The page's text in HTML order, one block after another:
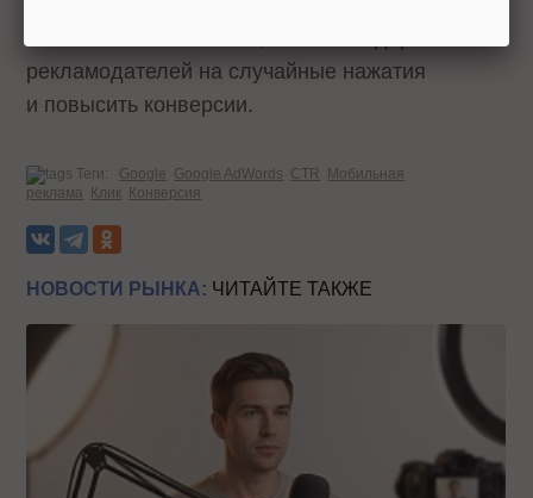
рекламодателей на случайные нажатия
и повысить конверсии.
Теги: Google Google AdWords CTR
Мобильная
реклама Клик Конверсия
НОВОСТИ РЫНКА: ЧИТАЙТЕ ТАКЖЕ